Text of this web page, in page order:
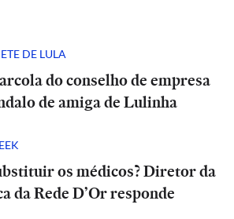
DE LULA
do conselho de empresa
de amiga de Lulinha
os médicos? Diretor da
da Rede D’Or responde